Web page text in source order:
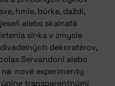
hmle, búrke, daždi,
alebo skalnatá
slnka v zmysle
dekoratérov,
Servandoni alebo
nové experimenty
transparentnými